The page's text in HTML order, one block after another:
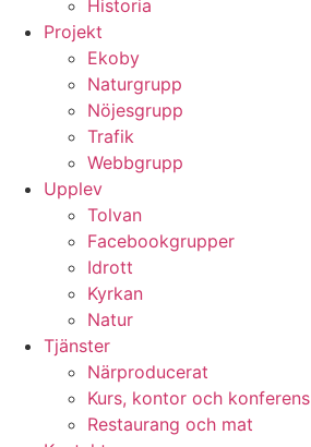
Historia
Projekt
Ekoby
Naturgrupp
Nöjesgrupp
Trafik
Webbgrupp
Upplev
Tolvan
Facebookgrupper
Idrott
Kyrkan
Natur
Tjänster
Närproducerat
Kurs, kontor och konferens
Restaurang och mat